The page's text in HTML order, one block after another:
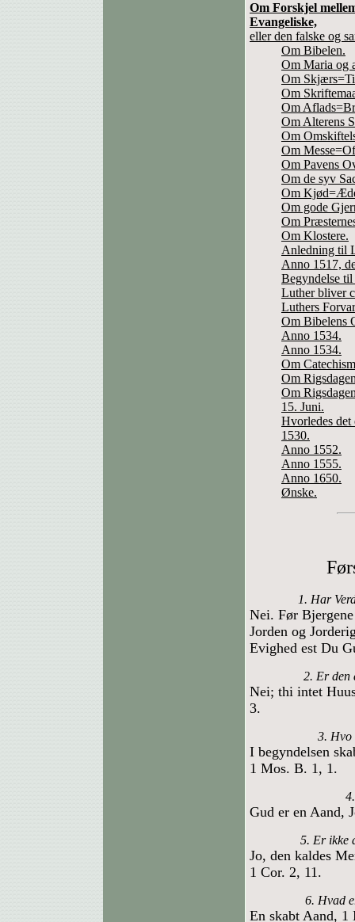
Om Forskjel
Evangeliske,
eller den falske og
Om Bibelen.
Om Maria og
Om
Om
Om
Om Alterens
Om
Om
Om Pavens
Om de syv
Om
Om gode
Om
Om Klostere.
Anledning til
Anno 1517,
Begyndelse
Luther bliver
Luthers
Om Bibelens
Anno 1534.
Anno 1534.
Om
Om
Om
15. Juni.
Hvorledes det
1530.
Anno 1552.
Anno 1555.
Anno 1650.
Ønske.
1. Har
Nei. Før
Jorden og
Evighed est Du
2. Er den
Nei; thi intet
3.
3. Hvo
I begyndelsen
1 Mos. B. 1, 1.
Gud er en Aand,
5. Er ikke
Jo, den kaldes
1 Cor. 2, 11.
6. Hvad
En skabt Aand,